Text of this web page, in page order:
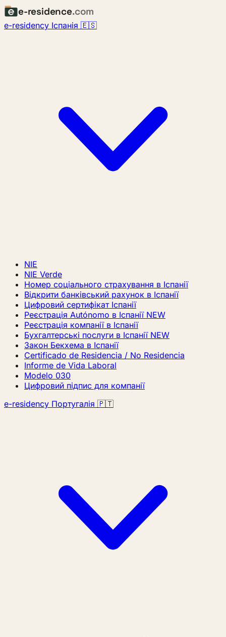
e-residence.com
e-residency Іспанія 🇪🇸
NIE
NIE Verde
Номер соціального страхування в Іспанії
Відкрити банківський рахунок в Іспанії
Цифровий сертифікат Іспанії
Реєстрація Autónomo в Іспанії NEW
Реєстрація компанії в Іспанії
Бухгалтерські послуги в Іспанії NEW
Закон Бекхема в Іспанії
Certificado de Residencia / No Residencia
Informe de Vida Laboral
Modelo 030
Цифровий підпис для компанії
e-residency Португалія 🇵🇹